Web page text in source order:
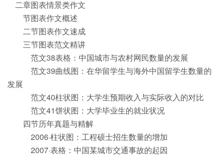
二章图表情景类作文
节图表作文概述
二节图表作文速成
三节图表范文精讲
范文38表格：中国城市与农村网民数量的发展
范文39曲线图：在华留学生与海外中国留学生数量的
发展
范文40柱状图：大学生预期收入与实际收入的对比
范文41饼状图：大学毕业生的就业状况
四节历年真题与精解
2006·柱状图：工程硕士招生数量的增加
2007·表格：中国某城市交通事故的起因